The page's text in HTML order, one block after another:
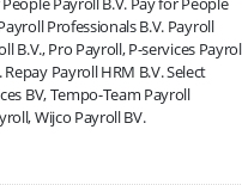
Professionals B.V. Payroll
B.V., Pro Payroll, P-services
Payroll HRM B.V. Select
BV, Tempo-Team Payroll
Wijco Payroll BV.